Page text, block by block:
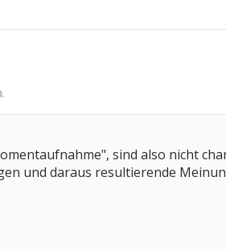
.
sind also nicht
und daraus resultierende